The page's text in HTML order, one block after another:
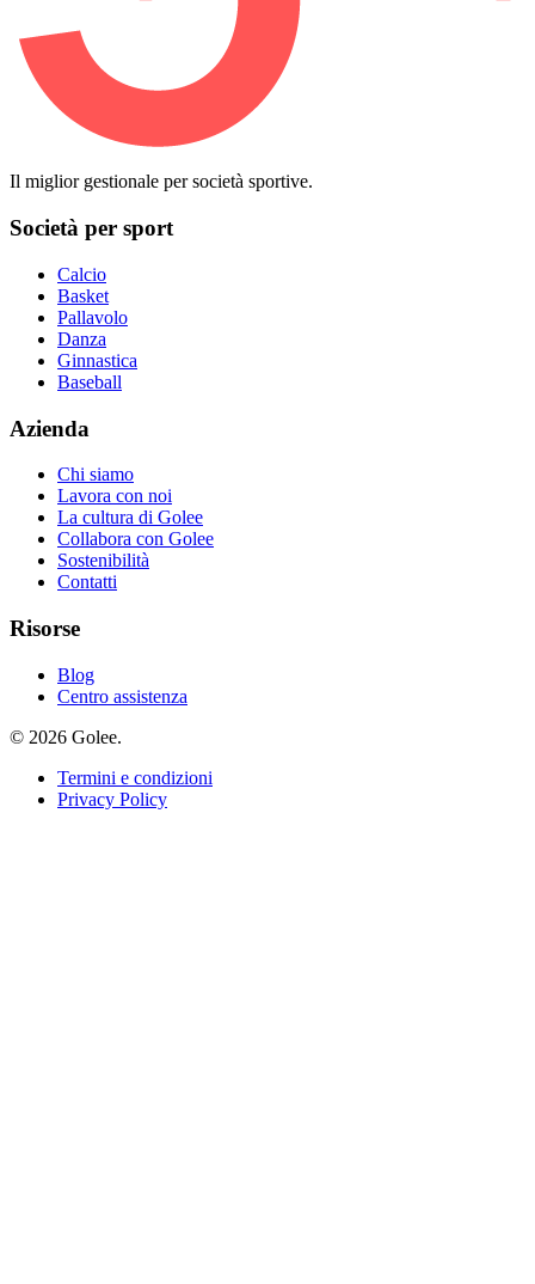
Il miglior gestionale per società sportive.
Società per sport
Calcio
Basket
Pallavolo
Danza
Ginnastica
Baseball
Azienda
Chi siamo
Lavora con noi
La cultura di Golee
Collabora con Golee
Sostenibilità
Contatti
Risorse
Blog
Centro assistenza
© 2026 Golee.
Termini e condizioni
Privacy Policy